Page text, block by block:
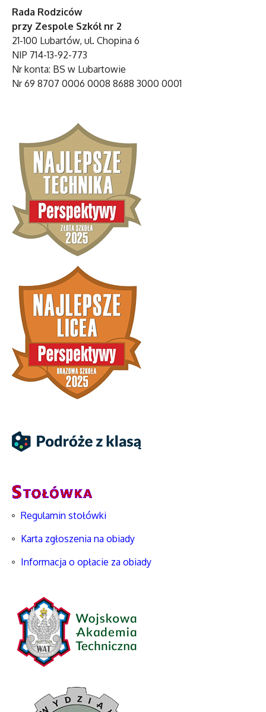
Rada Rodziców
przy Zespole Szkół nr 2
21-100 Lubartów, ul. Chopina 6
NIP 714-13-92-773
Nr konta: BS w Lubartowie
Nr 69 8707 0006 0008 8688 3000 0001
Regulamin stołówki
Karta zgłoszenia na obiady
Informacja o opłacie za obiady